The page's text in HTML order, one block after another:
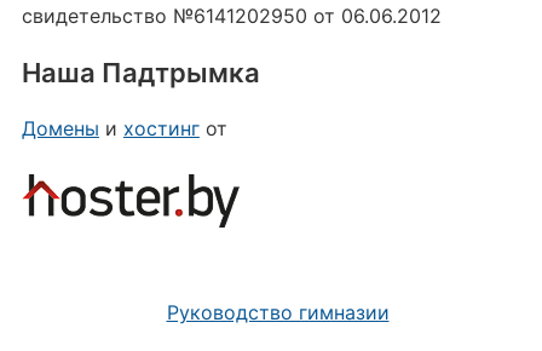
свидетельство №6141202950 от 06.06.2012
Наша Падтрымка
Домены и хостингот
Руководство гимназии